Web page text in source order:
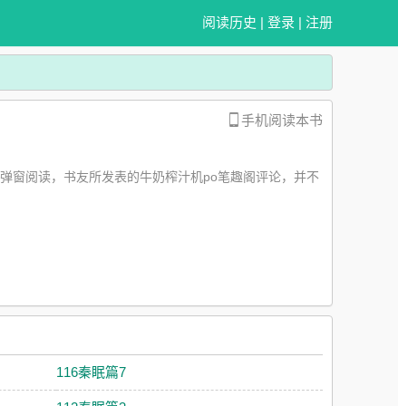
阅读历史 | 登录 | 注册
手机阅读本书
窗阅读，书友所发表的牛奶榨汁机po笔趣阁评论，并不
116秦眠篇7